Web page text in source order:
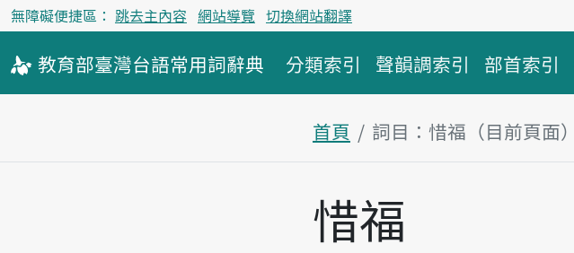
無障礙便捷區： 跳去主內容 網站導覽 切換網站翻譯
教育部臺灣台語常用詞辭典 分類索引 聲韻調索引 部首索引
首頁 詞目：惜福（目前頁面）
主內容區塊
惜福